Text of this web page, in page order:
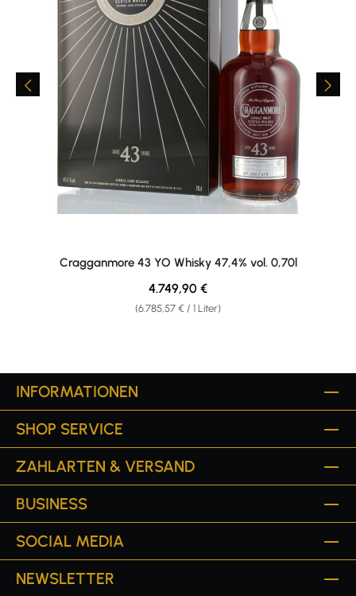
Cragganmore 43 YO Whisky 47,4% vol. 0,70l
(6.785,57 € / 1 Liter)
Regulärer Preis:
4.749,90 €
INFORMATIONEN
SHOP SERVICE
ZAHLARTEN & VERSAND
BUSINESS
SOCIAL MEDIA
NEWSLETTER